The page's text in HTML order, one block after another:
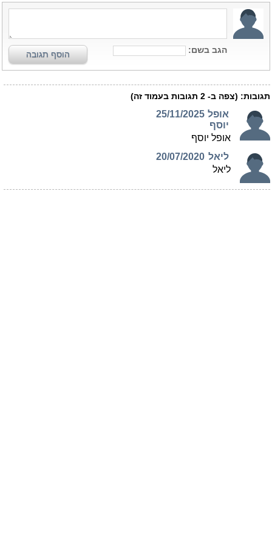
הגב בשם: הוסף תגובה
תגובות: (צפה ב- 2 תגובות בעמוד זה)
אופל
יוסף
25/11/2025
אופל יוסף
ליאל 20/07/2020
ליאל